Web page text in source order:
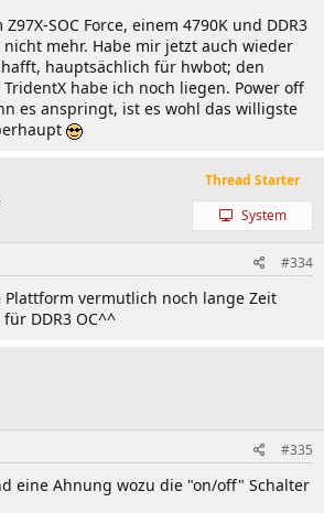
BCLK Down button
BCLK Up button
Ratio Down button
Ratio Up button
Safe button
Lock button
to BIOS button
PCIe switch
Ignition button
switches
voltage measurement module
port
2 keyboard & mouse port
SOC Force, einem 4790K und DDR3
mehr. Habe mir jetzt auch wieder
hauptsächlich für hwbot; den
habe ich noch liegen. Power off
es anspringt, ist es wohl das willigste
Thread Starter
System
#334
Plattform vermutlich noch lange Zeit
DDR3 OC^^
#335
eine Ahnung wozu die "on/off" Schalter